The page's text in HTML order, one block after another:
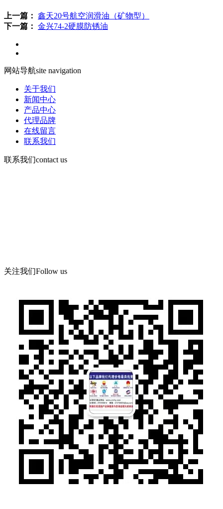
上一篇： 鑫天20号航空润滑油（矿物型）
下一篇： 金兴74-2硬膜防锈油
网站导航site navigation
关于我们
新闻中心
产品中心
代理品牌
在线留言
联系我们
联系我们contact us
关注我们Follow us